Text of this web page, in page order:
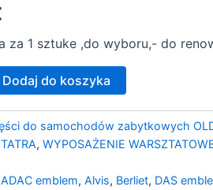
za 1 sztuke ,do wyboru,- do
Dodaj do koszyka
do samochodów zabytkowych
TATRA,WYPOSAŻENIE
ADAC emblem,Alvis, Berliet, DAS